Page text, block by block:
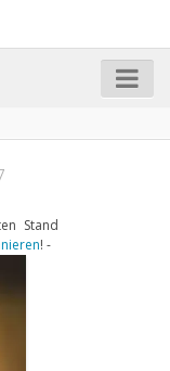
Stand
! -